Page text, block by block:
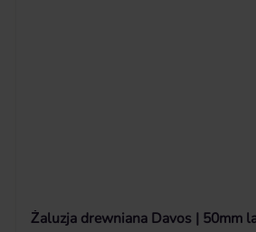
Żaluzja drewniana Davos | 50mm